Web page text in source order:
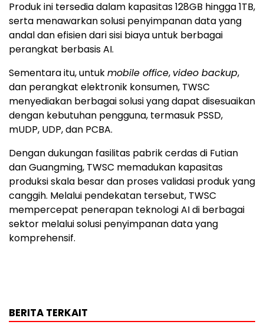
Produk ini tersedia dalam kapasitas 128GB hingga 1TB,
serta menawarkan solusi penyimpanan data yang
andal dan efisien dari sisi biaya untuk berbagai
perangkat berbasis AI.
Sementara itu, untukmobile office, video backup,
dan perangkat elektronik konsumen, TWSC
menyediakan berbagai solusi yang dapat disesuaikan
dengan kebutuhan pengguna, termasuk PSSD,
mUDP, UDP, dan PCBA.
Dengan dukungan fasilitas pabrik cerdas di Futian
dan Guangming, TWSC memadukan kapasitas
produksi skala besar dan proses validasi produk yang
canggih. Melalui pendekatan tersebut, TWSC
mempercepat penerapan teknologi AI di berbagai
sektor melalui solusi penyimpanan data yang
komprehensif.
BERITA TERKAIT